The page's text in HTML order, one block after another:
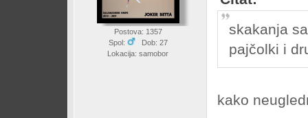
Postova: 1357
Spol:
Dob: 27
Lokacija: samobor
skakanja
pajčolki i
kako